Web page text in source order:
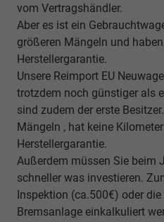
vom Vertragshändler.
Aber es ist ein
größeren Mängeln und
Herstellergarantie.
Unsere Reimport EU
trotzdem noch günstiger als
sind zudem der erste
Mängeln , hat keine
Herstellergarantie.
Außerdem müssen Sie beim
schneller was investieren.
Inspektion (ca.500€) oder
Bremsanlage einkalkuliert